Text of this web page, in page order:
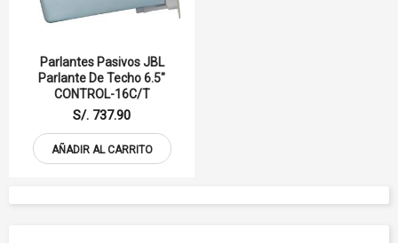
Parlantes Pasivos JBL
Parlante De Techo 6.5"
CONTROL-16C/T
S/. 737.90
AÑADIR AL CARRITO